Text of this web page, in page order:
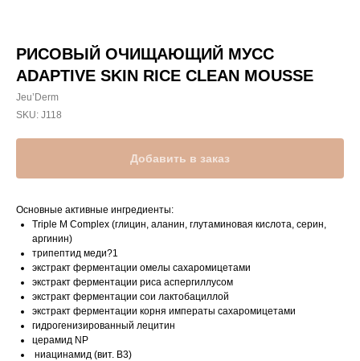
РИСОВЫЙ ОЧИЩАЮЩИЙ МУСС
ADAPTIVE SKIN RICE CLEAN MOUSSE
Jeu’Derm
SKU: J118
Добавить в заказ
Основные активные ингредиенты:
Triple M Complex (глицин, аланин, глутаминовая кислота, серин,
аргинин)
трипептид меди?1
экстракт ферментации омелы сахаромицетами
экстракт ферментации риса аспергиллусом
экстракт ферментации сои лактобациллой
экстракт ферментации корня императы сахаромицетами
гидрогенизированный лецитин
церамид NP
ниацинамид (вит. В3)